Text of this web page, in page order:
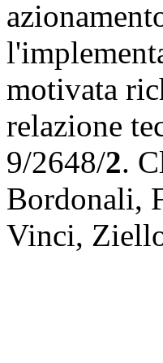
motivata
relazione
9/2648/2.
Bordonali,
Vinci,